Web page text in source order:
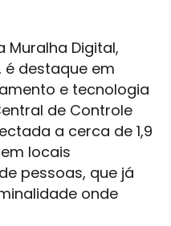
Muralha Digital,
destaque em
e tecnologia
de Controle
a cerca de 1,9
locais
pessoas, que já
onde